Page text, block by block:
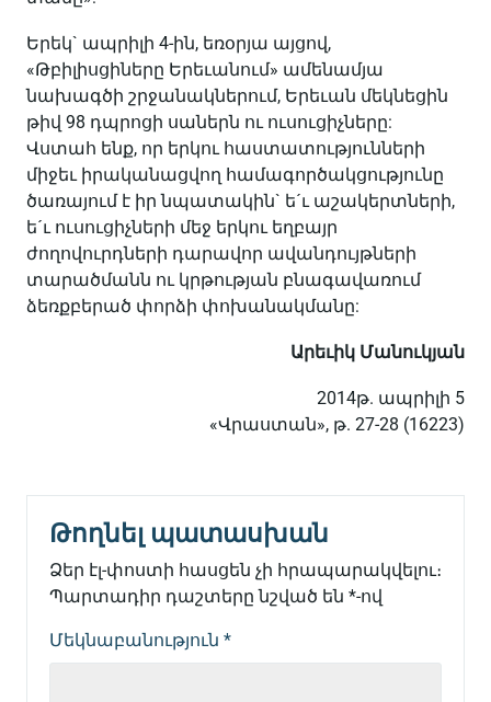
Երեկ` ապրիլի 4-ին, եռօրյա այցով,
«Թբիլիսցիները Երեւանում» ամենամյա
նախագծի շրջանակներում, Երեւան մեկնեցին
թիվ 98 դպրոցի սաներն ու ուսուցիչները:
Վստահ ենք, որ երկու հաստատությունների
միջեւ իրականացվող համագործակցությունը
ծառայում է իր նպատակին` ե´ւ աշակերտների,
ե´ւ ուսուցիչների մեջ երկու եղբայր
ժողովուրդների դարավոր ավանդույթների
տարածմանն ու կրթության բնագավառում
ձեռքբերած փորձի փոխանակմանը:
Արեւիկ Մանուկյան
2014թ. ապրիլի 5
«Վրաստան», թ. 27-28 (1 6223)
Թողնել պատասխան
Ձեր էլ-փոստի հասցեն չի հրապարակվելու։
Պարտադիր դաշտերը նշված են *-ով
Մեկնաբանություն *